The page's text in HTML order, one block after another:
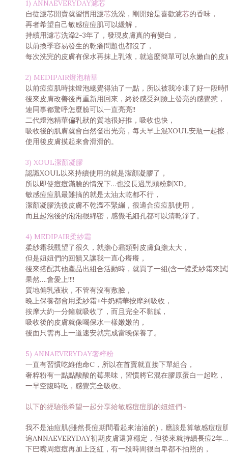
1) ANNAEVERYDAY濾芯
自從濾芯開賣就習慣用濾芯洗澡，剛開始是喜歡濾芯的香味，
再者希望自己敏感痘痘肌可以緩解，
持續用濾芯洗澡2-3年了，發現皮膚真的有變白，
以前換季容易發生的乾癢問題也都沒了，
每次洗完的皮膚有保水再抹上乳液，就這麼簡單可以永嫩白的皮
2) MEDIPAIR燈泡精華
以前痘痘肌時抹燈泡總覺得油了一點，所以被我冷凍了好一段時
後來皮膚改善後再重新用回來，終於感受到臉上發亮的感覺惹，
連同事都驚呼怎麼臉可以一直亮亮!!
二代燈泡精華偏乳狀的質地很好推，吸收也快，
吸收後的肌膚就會自然發出光亮，每天早上混XOUL安瓶一起擦，
使用後皮膚摸起來會滑滑的。
3) XOUL潔顏凝膠
認識XOUL以來持續使用的就是潔顏凝膠了，
所以即使痘痘滿臉的情況下…也沒長過黑頭粉刺XD。
敏感痘痘肌最難搞的就是太油太乾都不行，
潔顏凝膠洗後皮膚不乾澀不緊繃，很適合痘痘肌使用，
而且起泡後的泡泡很綿密，感覺毛細孔都可以清乾淨了。
4) MEDIPAIR柔紗霜
柔紗霜我觀望了很久，就擔心霜類對皮膚負擔太大，
但是妞妞們的回饋又讓我一直心癢癢，
後來搭配其他產品出組合活動時，就買了一組(含一罐柔紗霜來試
果然….會愛上!!!!
質地偏乳液狀，不管有沒有敷臉，
晚上保養都會用柔紗霜+牛奶精華按摩到吸收，
按摩大約一分鐘就吸收了，而且完全不黏膩，
吸收後的皮膚就像喝保水一樣嫩嫩的，
後面只需再上一道速安就完成當晚保養了。
5) ANNAEVERYDAY奢粹粉
一直有習慣吃維他命C，所以在首賣就直接下單組合，
奢粹粉有一點點酸酸的莓果味，習慣將它混在膠原蛋白一起吃，
一早空腹時吃，感覺完全吸收。
以下的經驗很希望一起分享給敏感痘痘肌的妞妞們~
我不是油痘肌(雖然長痘期間看起來油油的)，應該是算敏感痘痘
追ANNAEVERYDAY初期皮膚還算穩定，但後來就持續長痘2年…
下巴嘴周痘痘再加上泛紅，有一段時間很自卑都不拍照的，